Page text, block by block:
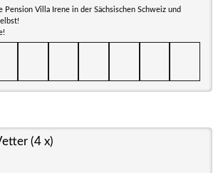
Pension Villa Irene in der Sächsischen Schweiz und
(4 x)